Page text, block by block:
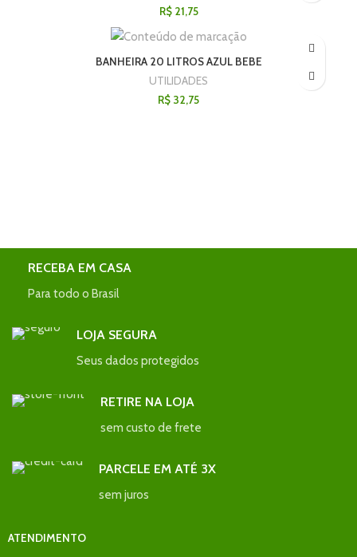
R$21,75
BANHEIRA 20 LITROS AZUL BEBE
UTILIDADES
R$ 32,75
RECEBA EM CASA
Para todo o Brasil
LOJA SEGURA
Seus dados protegidos
RETIRE NA LOJA
sem custo de frete
PARCELE EM ATÉ 3X
sem juros
ATENDIMENTO